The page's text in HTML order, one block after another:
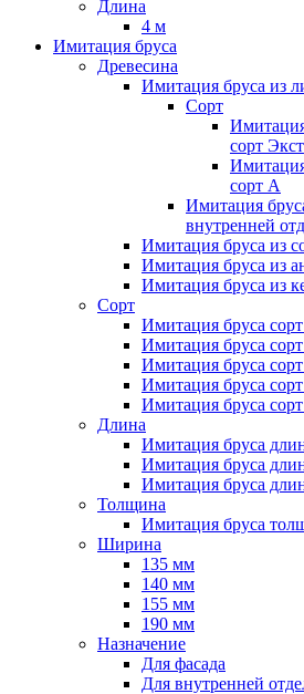
Длина
4 м
Имитация бруса
Древесина
Имитация бруса из
Сорт
сорт
сорт A
Имитация
внутренней
Имитация бруса из
Имитация бруса из
Имитация бруса из
Сорт
Имитация бруса
Имитация бруса
Имитация бруса
Имитация бруса
Имитация бруса
Длина
Имитация бруса
Имитация бруса
Имитация бруса
Толщина
Имитация бруса
Ширина
135 мм
140 мм
155 мм
190 мм
Назначение
Для фасада
Для внутренней